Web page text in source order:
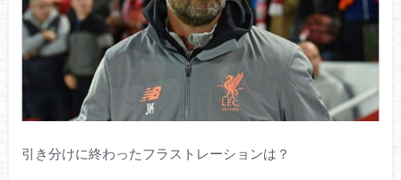
引き分けに終わったフラストレーションは？